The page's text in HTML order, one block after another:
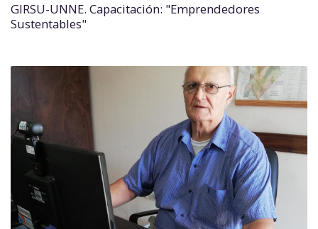
GIRSU-UNNE. Capacitación: "Emprendedores
Sustentables"